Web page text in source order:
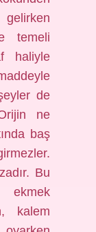
temeli
haliyle
de
ne
baş
Bu
ekmek
kalem